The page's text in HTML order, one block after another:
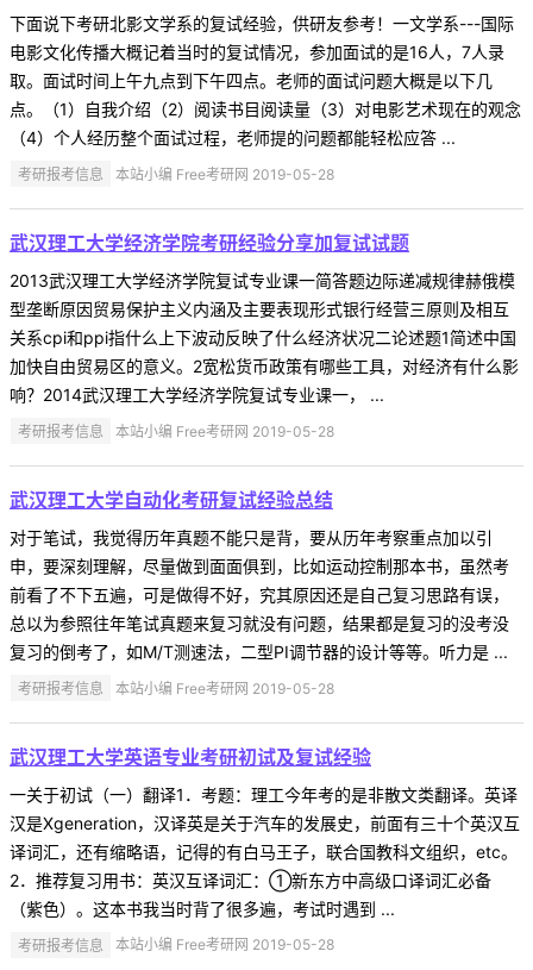
下面说下考研北影文学系的复试经验，供研友参考！一文学系---国际
电影文化传播大概记着当时的复试情况，参加面试的是16人，7人录
取。面试时间上午九点到下午四点。老师的面试问题大概是以下几
点。（1）自我介绍（2）阅读书目阅读量（3）对电影艺术现在的观念
（4）个人经历整个面试过程，老师提的问题都能轻松应答 ...
考研报考信息 本站小编 Free考研网 2019-05-28
武汉理工大学经济学院考研经验分享加复试试题
2013武汉理工大学经济学院复试专业课一简答题边际递减规律赫俄模
型垄断原因贸易保护主义内涵及主要表现形式银行经营三原则及相互
关系cpi和ppi指什么上下波动反映了什么经济状况二论述题1简述中国
加快自由贸易区的意义。2宽松货币政策有哪些工具，对经济有什么影
响？2014武汉理工大学经济学院复试专业课一， ...
考研报考信息 本站小编 Free考研网 2019-05-28
武汉理工大学自动化考研复试经验总结
对于笔试，我觉得历年真题不能只是背，要从历年考察重点加以引
申，要深刻理解，尽量做到面面俱到，比如运动控制那本书，虽然考
前看了不下五遍，可是做得不好，究其原因还是自己复习思路有误，
总以为参照往年笔试真题来复习就没有问题，结果都是复习的没考没
复习的倒考了，如M/T测速法，二型PI调节器的设计等等。听力是 ...
考研报考信息 本站小编 Free考研网 2019-05-28
武汉理工大学英语专业考研初试及复试经验
一关于初试（一）翻译1．考题：理工今年考的是非散文类翻译。英译
汉是Xgeneration，汉译英是关于汽车的发展史，前面有三十个英汉互
译词汇，还有缩略语，记得的有白马王子，联合国教科文组织，etc。
2．推荐复习用书：英汉互译词汇：①新东方中高级口译词汇必备
（紫色）。这本书我当时背了很多遍，考试时遇到 ...
考研报考信息 本站小编 Free考研网 2019-05-28